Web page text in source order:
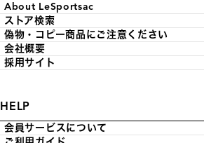
About LeSportsac
ストア検索
偽物・コピー商品にご注意ください
会社概要
採用サイト
HELP
会員サービスについて